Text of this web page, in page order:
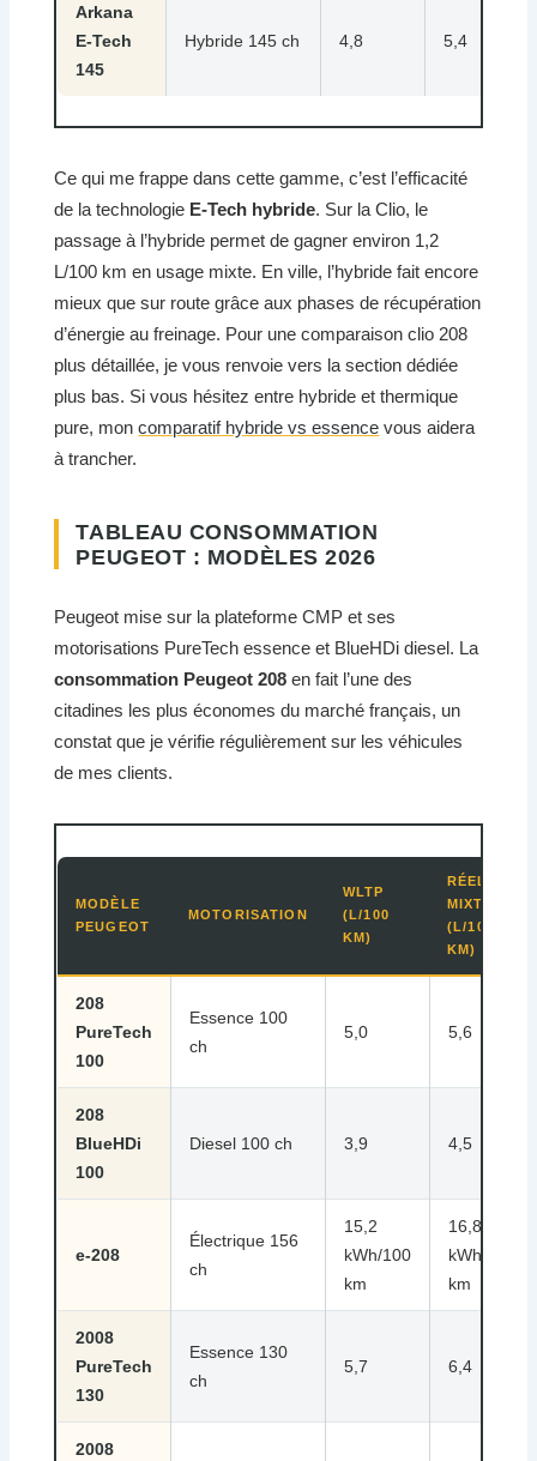
Arkana
E-Tech
145
Hybride 145 ch 4,8 5,4
Ce qui me frappe dans cette gamme, c’est l’efficacité
de la technologie E-Tech hybride. Sur la Clio, le
passage à l’hybride permet de gagner environ 1,2
L/100 km en usage mixte. En ville, l’hybride fait encore
mieux que sur route grâce aux phases de récupération
d’énergie au freinage. Pour une comparaison clio 208
plus détaillée, je vous renvoie vers la section dédiée
plus bas. Si vous hésitez entre hybride et thermique
pure, moncomparatif hybride vs essence vous aidera
à trancher.
TABLEAU CONSOMMATION
PEUGEOT : MODÈLES 2026
Peugeot mise sur la plateforme CMP et ses
motorisations PureTech essence et BlueHDi diesel. La
consommation Peugeot 208 en fait l’une des
citadines les plus économes du marché français, un
constat que je vérifie régulièrement sur les véhicules
de mes clients.
MODÈLE
PEUGEOT
MOTORISATION
WLTP
(L/100
KM)
RÉELLE
MIXTE
(L/100
KM)
208
PureTech
100
Essence 100
ch
5,0 5,6
208
BlueHDi
100
Diesel 100 ch 3,9 4,5
e-208
Électrique 156
ch
15,2
kWh/100
km
16,8
kWh/100
km
2008
PureTech
130
Essence 130
ch
5,7 6,4
2008